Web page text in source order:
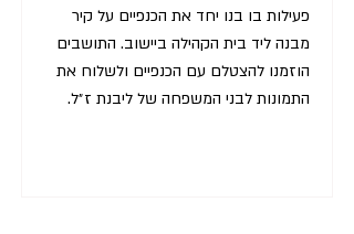
פעילות בו בנו יחד את הכנפיים על קיר
מבנה ליד בית הקהילה ביישוב. התושבים
הוזמנו להצטלם עם הכנפיים ולשלוח את
התמונות לבני המשפחה של ליבנת ז״ל.